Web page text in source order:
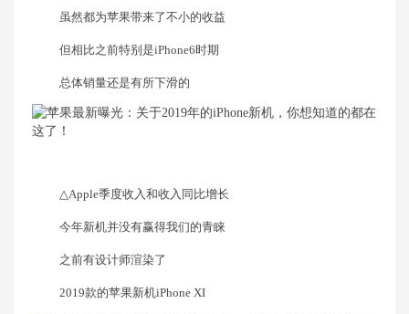
虽然都为苹果带来了不小的收益
但相比之前特别是iPhone6时期
总体销量还是有所下滑的
△Apple季度收入和收入同比增长
今年新机并没有赢得我们的青睐
之前有设计师渲染了
2019款的苹果新机iPhone XI